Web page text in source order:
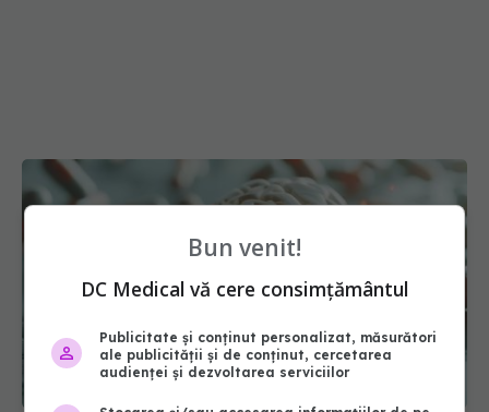
Bun venit!
DC Medical vă cere consimțământul
Publicitate și conținut personalizat, măsurători
ale publicității și de conținut, cercetarea
audienței și dezvoltarea serviciilor